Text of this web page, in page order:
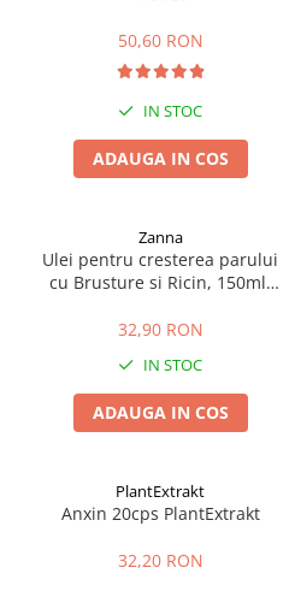
50,60 RON
IN STOC
ADAUGA IN COS
Zanna
Ulei pentru cresterea parului
cu Brusture si Ricin, 150ml,
32,90 RON
IN STOC
ADAUGA IN COS
PlantExtrakt
Anxin 20cps PlantExtrakt
32,20 RON